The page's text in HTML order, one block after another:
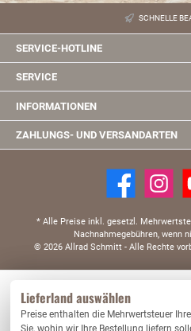
SCHNELLE
SERVICE-HOTLINE
SERVICE
INFORMATIONEN
ZAHLUNGS- UND VERSANDARTEN
* Alle Preise inkl. gesetzl.
Nachnahmegebühren, wenn
© 2026 Allrad Schmitt - Alle Rechte
Lieferland auswählen
Preise enthalten die Mehrwertsteuer
Sie, wohin wir Ihre Bestellung liefern
Nur technisch